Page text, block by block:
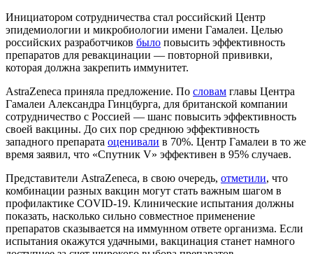
Инициатором сотрудничества стал российский Центр
эпидемиологии и микробиологии имени Гамалеи. Целью
российских разработчиков было повысить эффективность
препаратов для ревакцинации — повторной прививки,
которая должна закрепить иммунитет.
AstraZeneca приняла предложение. По словам главы Центра
Гамалеи Александра Гинцбурга, для британской компании
сотрудничество с Россией — шанс повысить эффективность
своей вакцины. До сих пор среднюю эффективность
западного препарата оценивали в 70%. Центр Гамалеи в то же
время заявил, что «Спутник V» эффективен в 95% случаев.
Представители AstraZeneca, в свою очередь, отметили, что
комбинации разных вакцин могут стать важным шагом в
профилактике COVID-19. Клинические испытания должны
показать, насколько сильно совместное применение
препаратов сказывается на иммунном ответе организма. Если
испытания окажутся удачными, вакцинация станет намного